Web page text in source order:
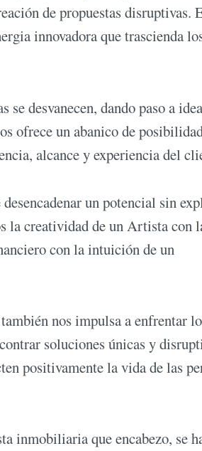
de propuestas disruptivas.
innovadora que trascienda
desvanecen, dando paso a
ofrece un abanico de
alcance y experiencia del
un potencial sin
la creatividad de un Artista con
con la intuición de un
nos impulsa a enfrentar
soluciones únicas y
positivamente la vida de las
inmobiliaria que encabezo, se